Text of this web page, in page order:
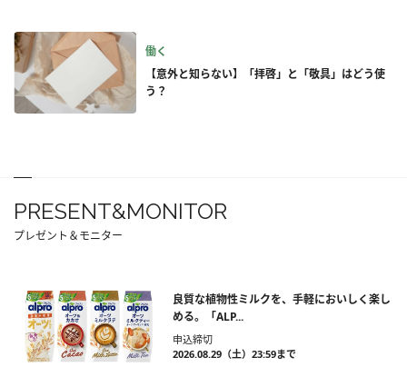
働く
【意外と知らない】「拝啓」と「敬具」はどう使
う？
PRESENT&MONITOR
プレゼント＆モニター
良質な植物性ミルクを、手軽においしく楽し
める。「ALP...
申込締切
2026.08.29（土）23:59まで